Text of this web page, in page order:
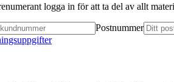
logga in för att ta del av allt
Postnummer